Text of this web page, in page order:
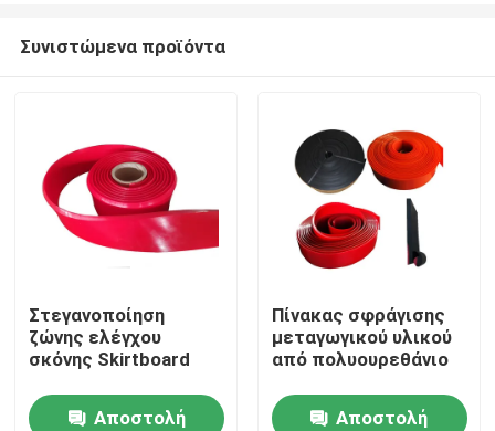
Συνιστώμενα προϊόντα
Στεγανοποίηση
ζώνης ελέγχου
σκόνης Skirtboard
Αποστολή
Πίνακας σφράγισης
μεταγωγικού υλικού
από πολυουρεθάνιο
Αποστολή